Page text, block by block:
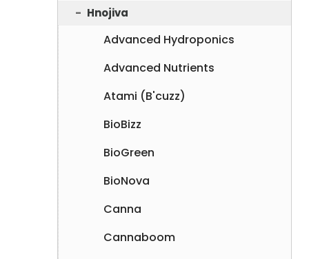
e
l
Hnojiva
Advanced Hydroponics
Advanced Nutrients
Atami (B'cuzz)
BioBizz
BioGreen
BioNova
Canna
Cannaboom